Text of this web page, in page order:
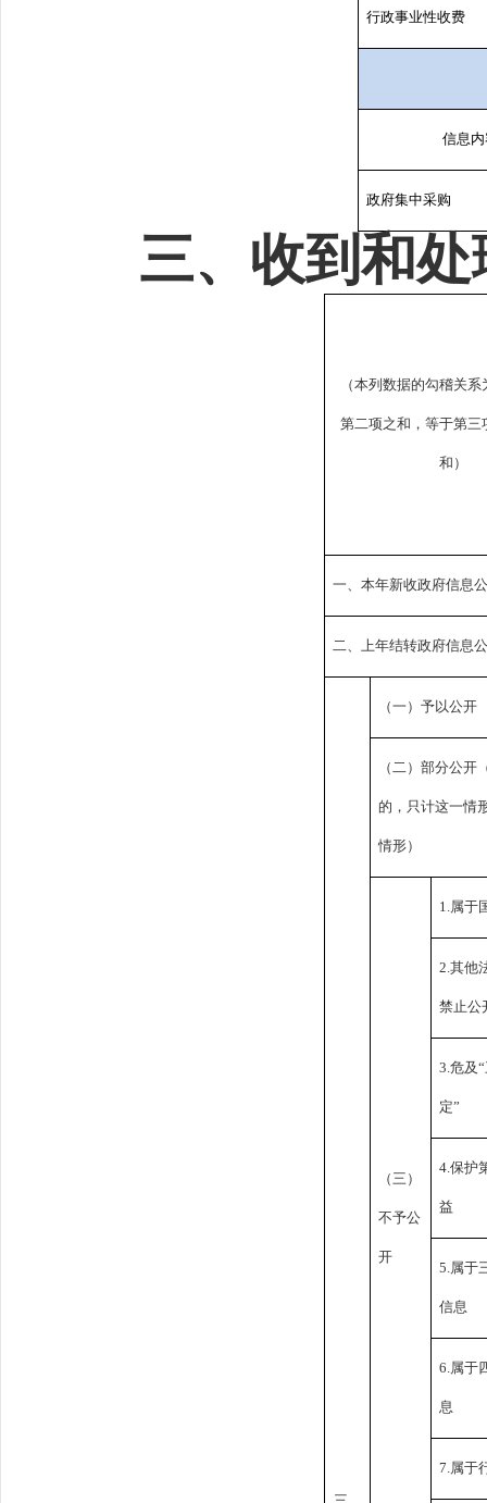
行政事业性收费
信息内
政府集中采购
三、收到和
（本列数据的勾稽关
第二项之和，等于第三
和）
一、本年新收政府信息
二、上年结转政府信息
（一）予以公开
（二）部分公开
的，只计这一情
情形）
（三）
不予公
开
1.属于
2.其他
禁止公
3.危及
定”
4.保护
益
5.属于
信息
6.属于
息
7.属于